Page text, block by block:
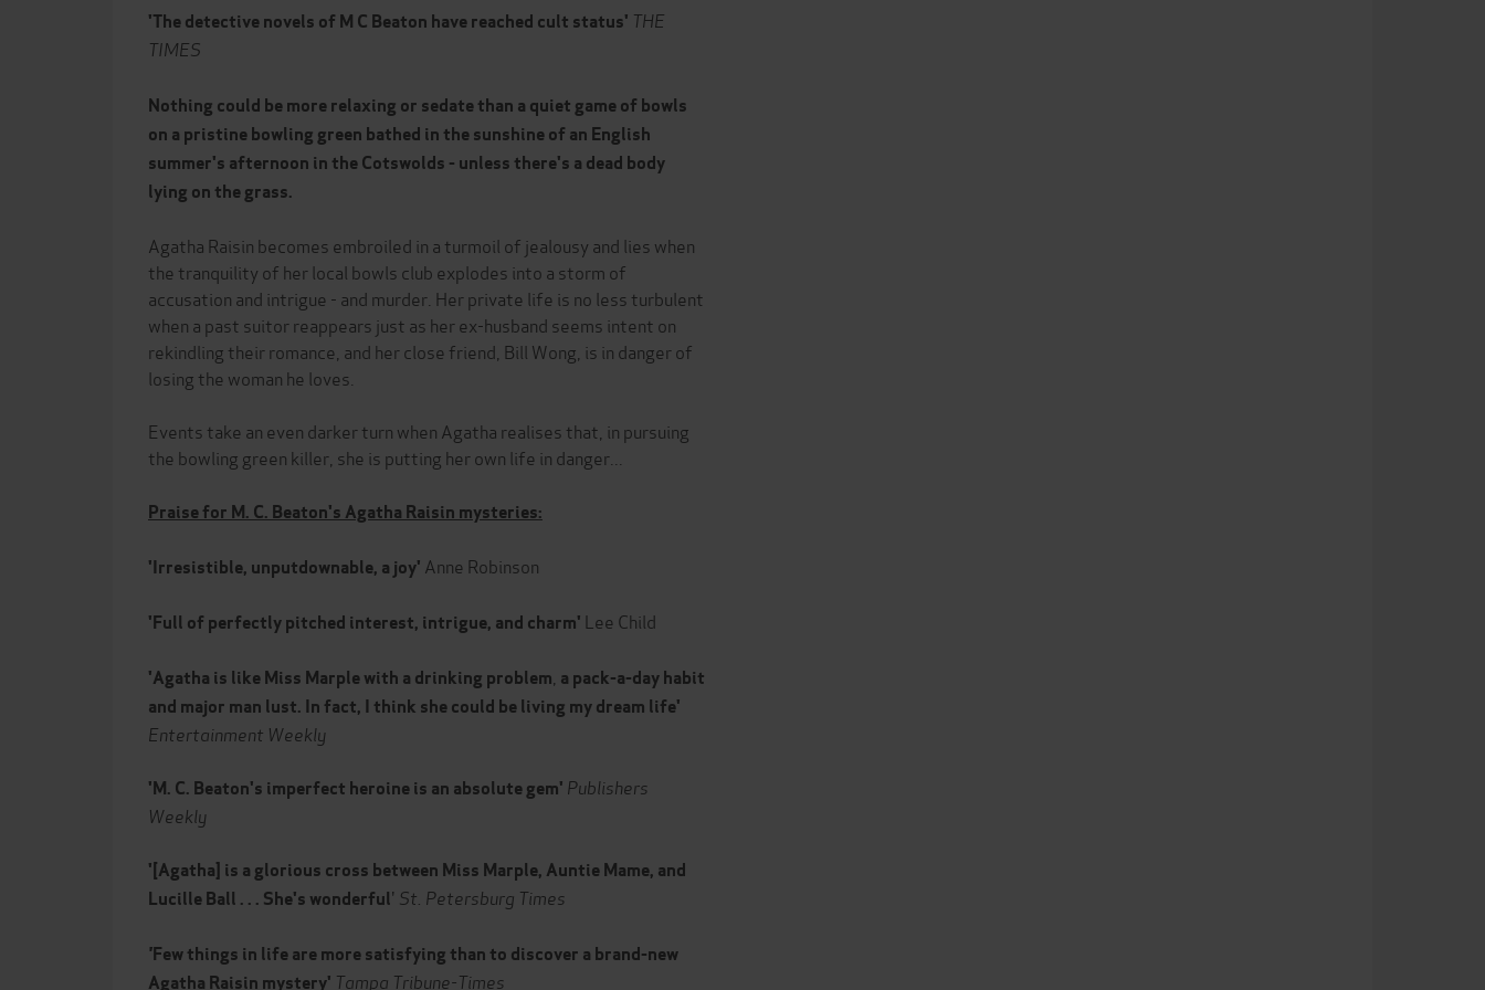
'The detective novels of M C Beaton have reached cult status' THE
TIMES
Nothing could be more relaxing or sedate than a quiet game of bowls
on a pristine bowling green bathed in the sunshine of an English
summer's afternoon in the Cotswolds - unless there's a dead body
lying on the grass.
Agatha Raisin becomes embroiled in a turmoil of jealousy and lies when
the tranquility of her local bowls club explodes into a storm of
accusation and intrigue - and murder. Her private life is no less turbulent
when a past suitor reappears just as her ex-husband seems intent on
rekindling their romance, and her close friend, Bill Wong, is in danger of
losing the woman he loves.
Events take an even darker turn when Agatha realises that, in pursuing
the bowling green killer, she is putting her own life in danger...
Praise for M. C. Beaton's Agatha Raisin mysteries:
'Irresistible, unputdownable, a joy' Anne Robinson
'Full of perfectly pitched interest, intrigue, and charm' Lee Child
'Agatha is like Miss Marple with a drinking problem a pack-a-day habit
and major man lust. In fact, I think she could be living my dream life'
Entertainment Weekly
'M. C. Beaton's imperfect heroine is an absolute gem' Publishers
Weekly
'[Agatha] is a glorious cross between Miss Marple, Auntie Mame, and
Lucille Ball . . . She's wonderful' St. Petersburg Times
'Few things in life are more satisfying than to discover a brand-new
Agatha Raisin mystery' Tampa Tribune-Times